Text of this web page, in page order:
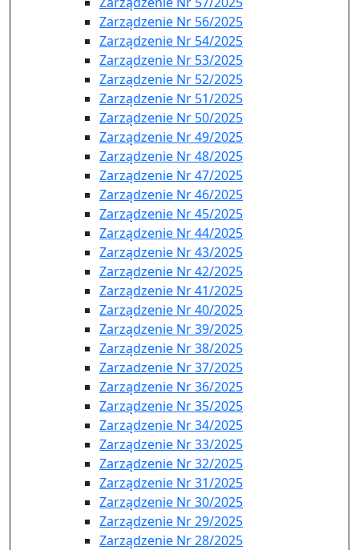
Zarządzenie Nr 56/2025
Zarządzenie Nr 54/2025
Zarządzenie Nr 53/2025
Zarządzenie Nr 52/2025
Zarządzenie Nr 51/2025
Zarządzenie Nr 50/2025
Zarządzenie Nr 49/2025
Zarządzenie Nr 48/2025
Zarządzenie Nr 47/2025
Zarządzenie Nr 46/2025
Zarządzenie Nr 45/2025
Zarządzenie Nr 44/2025
Zarządzenie Nr 43/2025
Zarządzenie Nr 42/2025
Zarządzenie Nr 41/2025
Zarządzenie Nr 40/2025
Zarządzenie Nr 39/2025
Zarządzenie Nr 38/2025
Zarzadzenie Nr 37/2025
Zarządzenie Nr 36/2025
Zarządzenie Nr 35/2025
Zarządzenie Nr 34/2025
Zarządzenie Nr 33/2025
Zarządzenie Nr 32/2025
Zarządzenie Nr 31/2025
Zarządzenie Nr 30/2025
Zarządzenie Nr 29/2025
Zarządzenie Nr 28/2025